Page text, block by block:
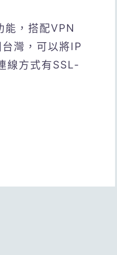
，搭配VPN
灣，可以將IP
線方式有SSL-